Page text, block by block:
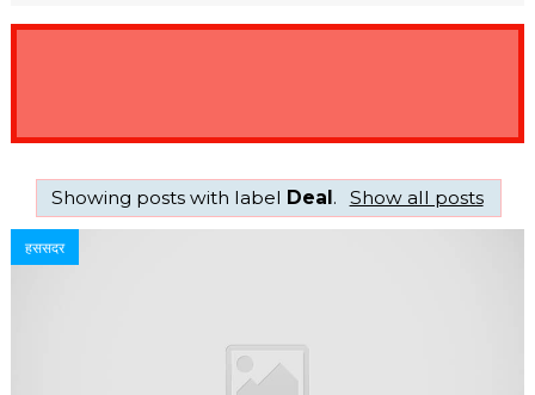
Showing posts with label Deal. Show all posts
हससदर